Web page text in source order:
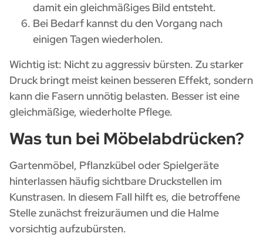
damit ein gleichmäßiges Bild entsteht.
Bei Bedarf kannst du den Vorgang nach
einigen Tagen wiederholen.
Wichtig ist: Nicht zu aggressiv bürsten. Zu starker
Druck bringt meist keinen besseren Effekt, sondern
kann die Fasern unnötig belasten. Besser ist eine
gleichmäßige, wiederholte Pflege.
Was tun bei Möbelabdrücken?
Gartenmöbel, Pflanzkübel oder Spielgeräte
hinterlassen häufig sichtbare Druckstellen im
Kunstrasen. In diesem Fall hilft es, die betroffene
Stelle zunächst freizuräumen und die Halme
vorsichtig aufzubürsten.